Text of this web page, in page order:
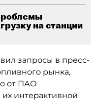
на станции
запросы в пресс-
рынка,
от ПАО
интерактивной